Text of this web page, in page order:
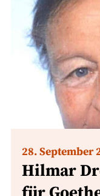
28. September
Hilmar